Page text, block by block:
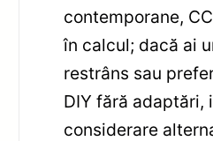
contemporane,
în calcul; dacă ai
restrâns sau
DIY fără adaptări,
considerare